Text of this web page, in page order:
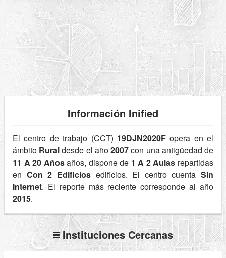
Información Inified
El centro de trabajo (CCT) 19DJN2020Fopera en el
ámbito Ruraldesde el año2007con una antigüedad de
11 A 20 Añosaños, dispone de 1 A 2 Aulas repartidas
en Con 2 Edificiosedificios. El centro cuenta Sin
Internet. El reporte más reciente corresponde al año
2015.
Instituciones Cercanas